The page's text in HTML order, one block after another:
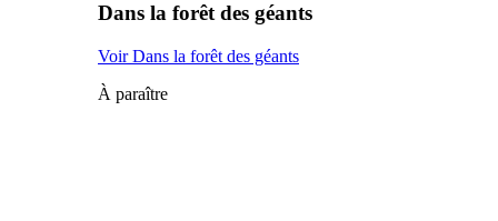
Dans la forêt des géants
Voir Dans la forêt des géants
À paraître